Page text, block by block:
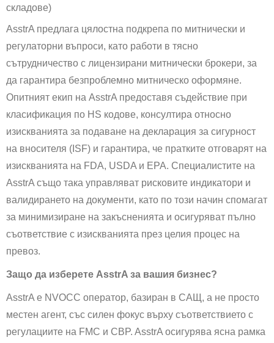
складове)
AsstrA предлага цялостна подкрепа по митнически и
регулаторни въпроси, като работи в тясно
сътрудничество с лицензирани митнически брокери, за
да гарантира безпроблемно митническо оформяне.
Опитният екип на AsstrA предоставя съдействие при
класификация по HS кодове, консултира относно
изискванията за подаване на декларация за сигурност
на вносителя (ISF) и гарантира, че пратките отговарят на
изискванията на FDA, USDA и EPA. Специалистите на
AsstrA също така управляват рисковите индикатори и
валидирането на документи, като по този начин спомагат
за минимизиране на закъсненията и осигуряват пълно
съответствие с изискванията през целия процес на
превоз.
Защо да изберете AsstrA за вашия бизнес?
AsstrA е NVOCC оператор, базиран в САЩ, а не просто
местен агент, със силен фокус върху съответствието с
регулациите на FMC и CBP. AsstrA осигурява ясна рамка